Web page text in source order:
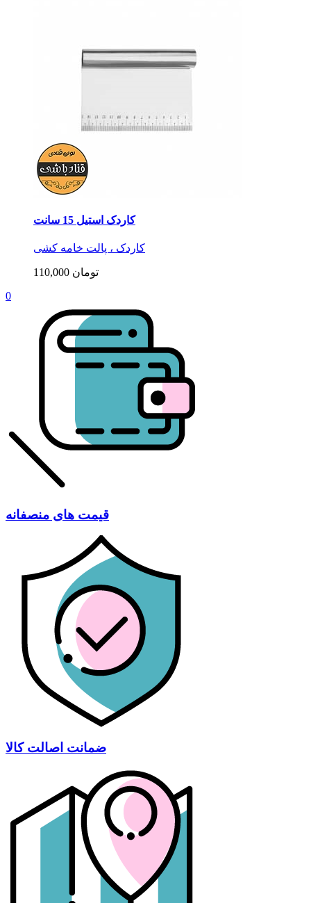
کاردک استیل 15 سانت
کاردک ، پالت خامه کشی
110,000 تومان
0
قیمت های منصفانه
ضمانت اصالت کالا